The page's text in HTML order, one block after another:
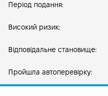
Період подання:
Високий ризик:
Відповідальне становище:
Пройшла автоперевірку: